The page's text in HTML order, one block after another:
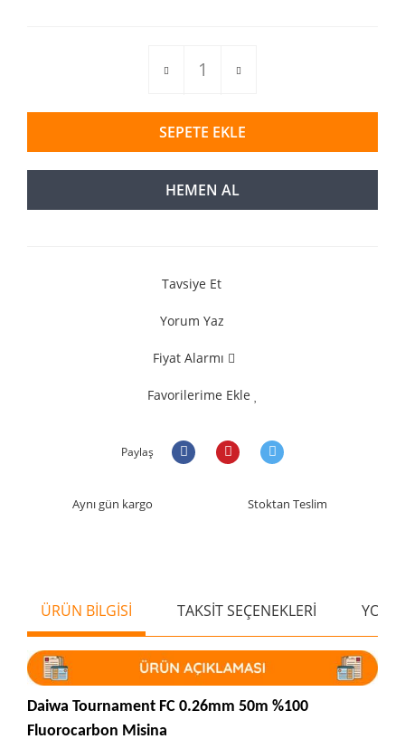
SEPETE EKLE
HEMEN AL
Tavsiye Et
Yorum Yaz
Fiyat Alarmı
Favorilerime Ekle
Paylaş
Aynı gün kargo Stoktan Teslim
ÜRÜN BİLGİSİ TAKSİT SEÇENEKLERİ
Daiwa Tournament FC 0.26mm 50m %100
Fluorocarbon Misina